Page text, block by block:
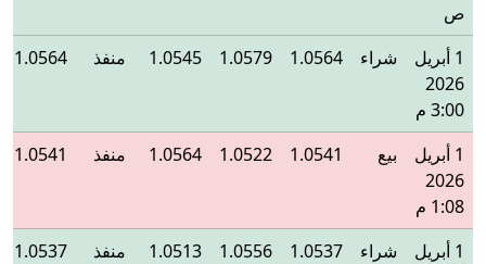
ص
1 أبريل
2026
3:00 م
شراء 1.0564
1.0579
1.0545 منفذ 1.0564
1 أبريل
2026
1:08 م
بيع 1.0541
1.0522
1.0564 منفذ 1.0541
1 أبريل
شراء 1.0537
1.0556
1.0513 منفذ 1.0537